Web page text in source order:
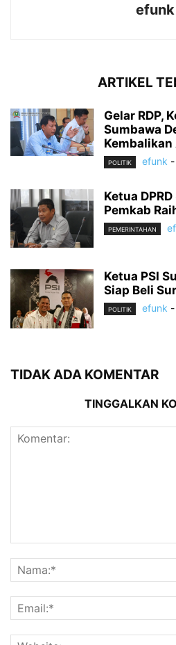
efunk
ARTIKEL
Gelar RDP,
Sumbawa
POLITIK efunk -
Ketua
Pemkab
PEMERINTAHAN
Ketua PSI
Siap Beli
POLITIK efunk -
TIDAK ADA KOMENTAR
TINGGALKAN